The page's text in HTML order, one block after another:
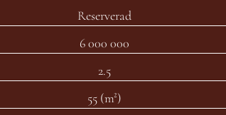
Reserverad
6 000 000
2.5
55 (m²)